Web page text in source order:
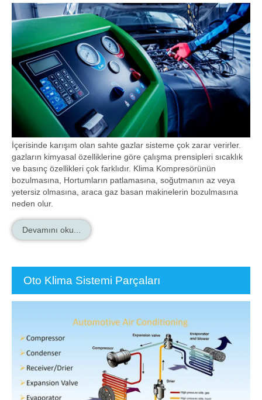
İçerisinde karışım olan sahte gazlar sisteme çok zarar verirler.
gazların kimyasal özelliklerine göre çalışma prensipleri sıcaklık
ve basınç özellikleri çok farklıdır. Klima Kompresörünün
bozulmasına, Hortumların patlamasına, soğutmanın az veya
yetersiz olmasına, araca gaz basan makinelerin bozulmasına
neden olur.
Devamını oku...
Oto Klima Sistemi Parçaları